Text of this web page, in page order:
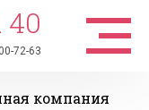
40
72-63
компания